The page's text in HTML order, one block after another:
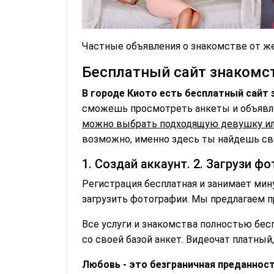
Частные объявления о знакомстве от
Бесплатный сайт
В городе Киото есть бесплатный
сможешь просмотреть анкеты и
можно выбрать подходящую девушку
возможно, именно здесь ты найдешь
1. Создай аккаунт. 2. Загрузи
Регистрация бесплатная и занимает
загрузить фотографии. Мы предлагаем
Все услуги и знакомства полностью
со своей базой анкет. Видеочат
Любовь - это безграничная